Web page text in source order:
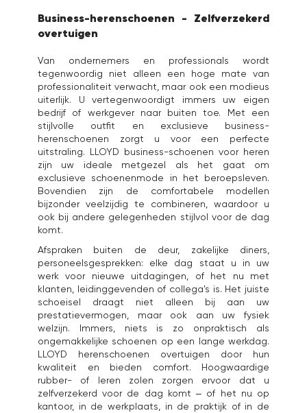
Business-herenschoenen - Zelfverzekerd
overtuigen
Van ondernemers en professionals wordt
tegenwoordig niet alleen een hoge mate van
professionaliteit verwacht, maar ook een modieus
uiterlijk. U vertegenwoordigt immers uw eigen
bedrijf of werkgever naar buiten toe. Met een
stijlvolle outfit en exclusieve business-
herenschoenen zorgt u voor een perfecte
uitstraling. LLOYD business-schoenen voor heren
zijn uw ideale metgezel als het gaat om
exclusieve schoenenmode in het beroepsleven.
Bovendien zijn de comfortabele modellen
bijzonder veelzijdig te combineren, waardoor u
ook bij andere gelegenheden stijlvol voor de dag
komt.
Afspraken buiten de deur, zakelijke diners,
personeelsgesprekken: elke dag staat u in uw
werk voor nieuwe uitdagingen, of het nu met
klanten, leidinggevenden of collega's is. Het juiste
schoeisel draagt niet alleen bij aan uw
prestatievermogen, maar ook aan uw fysiek
welzijn. Immers, niets is zo onpraktisch als
ongemakkelijke schoenen op een lange werkdag.
LLOYD herenschoenen overtuigen door hun
kwaliteit en bieden comfort. Hoogwaardige
rubber- of leren zolen zorgen ervoor dat u
zelfverzekerd voor de dag komt – of het nu op
kantoor, in de werkplaats, in de praktijk of in de